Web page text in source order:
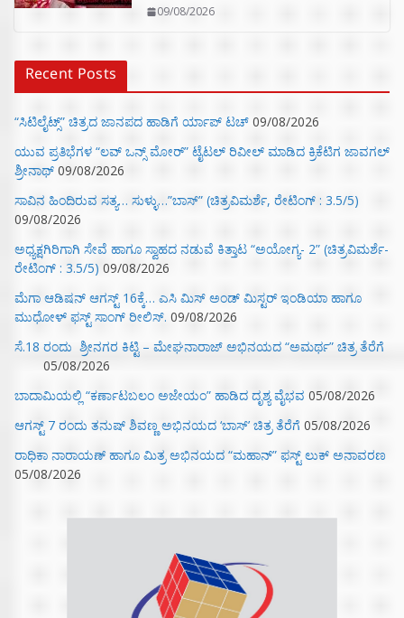
09/08/2026
Recent Posts
“ಸಿಟಿಲೈಟ್ಸ್‌” ಚಿತ್ರದ ಜಾನಪದ ಹಾಡಿಗೆ ರ್ಯಾಪ್‌ ಟಚ್‌ 09/08/2026
ಯುವ ಪ್ರತಿಭೆಗಳ “ಲವ್ ಒನ್ಸ್ ಮೋರ್” ಟೈಟಲ್ ರಿವೀಲ್ ಮಾಡಿದ ಕ್ರಿಕೆಟಿಗ ಜಾವಗಲ್
ಶ್ರೀನಾಥ್ 09/08/2026
ಸಾವಿನ ಹಿಂದಿರುವ ಸತ್ಯ… ಸುಳ್ಳು…”ಬಾಸ್” (ಚಿತ್ರವಿಮರ್ಶೆ, ರೇಟಿಂಗ್ : 3.5/5)
09/08/2026
ಅಧ್ಯಕ್ಷಗಿರಿಗಾಗಿ ಸೇವೆ ಹಾಗೂ ಸ್ವಾಹದ ನಡುವೆ ಕಿತ್ತಾಟ “ಅಯೋಗ್ಯ- 2” (ಚಿತ್ರವಿಮರ್ಶೆ-
ರೇಟಿಂಗ್ : 3.5/5) 09/08/2026
ಮೆಗಾ ಆಡಿಷನ್ ಆಗಸ್ಟ್ 16ಕ್ಕೆ… ಎಸಿ ಮಿಸ್ ಅಂಡ್ ಮಿಸ್ಟರ್ ಇಂಡಿಯಾ ಹಾಗೂ
ಮುಧೋಳ್ ಫಸ್ಟ್ ಸಾಂಗ್ ರೀಲಿಸ್. 09/08/2026
ಸೆ.18 ರಂದು ಶ್ರೀನಗರ ಕಿಟ್ಟಿ – ಮೇಘನಾರಾಜ್ ಅಭಿನಯದ “ಅಮರ್ಥ” ಚಿತ್ರ ತೆರೆಗೆ
05/08/2026
ಬಾದಾಮಿಯಲ್ಲಿ “ಕರ್ಣಾಟಬಲಂ ಅಜೇಯಂ” ಹಾಡಿದ ದೃಶ್ಯ ವೈಭವ 05/08/2026
ಆಗಸ್ಟ್ 7 ರಂದು ತನುಷ್ ಶಿವಣ್ಣ ಅಭಿನಯದ ‘ಬಾಸ್’ ಚಿತ್ರ ತೆರೆಗೆ 05/08/2026
ರಾಧಿಕಾ ನಾರಾಯಣ್ ಹಾಗೂ ಮಿತ್ರ ಅಭಿನಯದ “ಮಹಾನ್” ಫಸ್ಟ್ ಲುಕ್ ಅನಾವರಣ
05/08/2026